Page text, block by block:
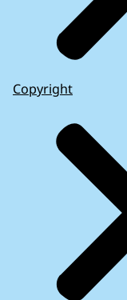
Copyright